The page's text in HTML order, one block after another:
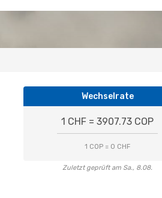
Wechselrate
1 CHF = 3907.73 COP
1 COP = 0 CHF
Zuletzt geprüft am Sa., 8.08.